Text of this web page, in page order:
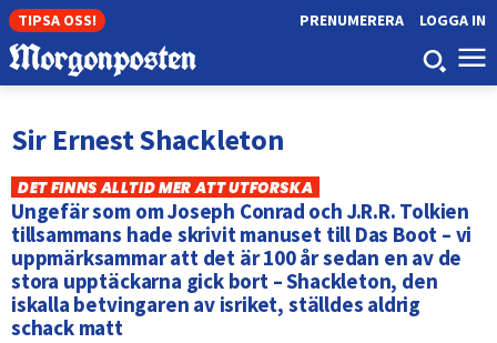
TIPSA OSS! LOGGA IN
PRENUMERERA
Sir Ernest Shackleton
DET FINNS ALLTID MER ATT UTFORSKA
Ungefär som om Joseph Conrad och J.R.R. Tolkien
tillsammans hade skrivit manuset till Das Boot – vi
uppmärksammar att det är 100 år sedan en av de
stora upptäckarna gick bort – Shackleton, den
iskalla betvingaren av isriket, ställdes aldrig
schack matt